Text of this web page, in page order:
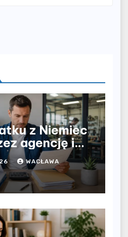
z Niemiec
agencję i
u
– jak
źródła
WACŁAWA